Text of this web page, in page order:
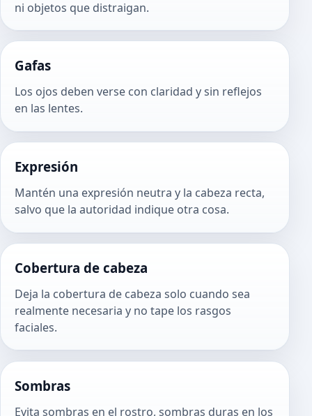
ni objetos que distraigan.
Gafas
Los ojos deben verse con claridad y sin reflejos
en las lentes.
Expresión
Mantén una expresión neutra y la cabeza recta,
salvo que la autoridad indique otra cosa.
Cobertura de cabeza
Deja la cobertura de cabeza solo cuando sea
realmente necesaria y no tape los rasgos
faciales.
Sombras
Evita sombras en el rostro, sombras duras en los